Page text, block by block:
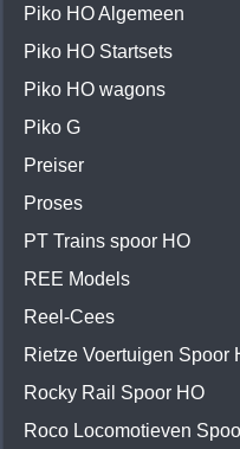
Piko HO Algemeen
Piko HO Startsets
Piko HO wagons
Piko G
Preiser
Proses
PT Trains spoor HO
REE Models
Reel-Cees
Rietze Voertuigen Spoor
Rocky Rail Spoor HO
Roco Locomotieven